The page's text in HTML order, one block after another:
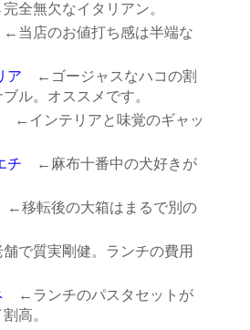
全無欠なイタリアン。
当店のお値打ち感は半端な
ア ←ゴージャスなハコの割
ル。オススメです。
←インテリアと味覚のギャッ
チ ←麻布十番中の犬好きが
←移転後の大箱はまるで別の
で質実剛健。ランチの費用
←ランチのパスタセットが
高。